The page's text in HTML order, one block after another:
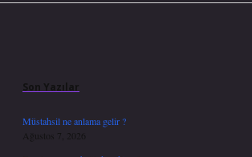
Son Yazılar
Müstahsil ne anlama gelir ?
Ağustos 7, 2026